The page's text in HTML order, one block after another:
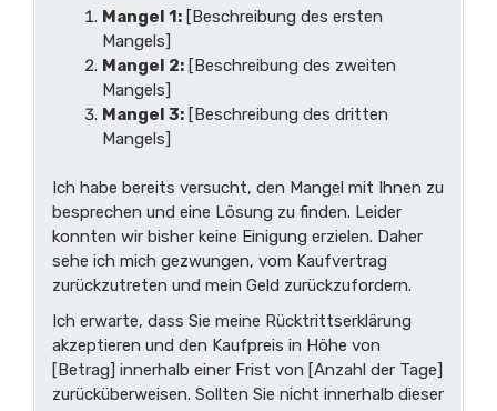
Mangel 1: [Beschreibung des ersten
Mangels]
Mangel 2: [Beschreibung des zweiten
Mangels]
Mangel 3: [Beschreibung des dritten
Mangels]
Ich habe bereits versucht, den Mangel mit Ihnen zu
besprechen und eine Lösung zu finden. Leider
konnten wir bisher keine Einigung erzielen. Daher
sehe ich mich gezwungen, vom Kaufvertrag
zurückzutreten und mein Geld zurückzufordern.
Ich erwarte, dass Sie meine Rücktrittserklärung
akzeptieren und den Kaufpreis in Höhe von
[Betrag] innerhalb einer Frist von [Anzahl der Tage]
zurücküberweisen. Sollten Sie nicht innerhalb dieser